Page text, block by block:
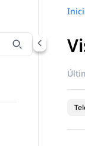
de